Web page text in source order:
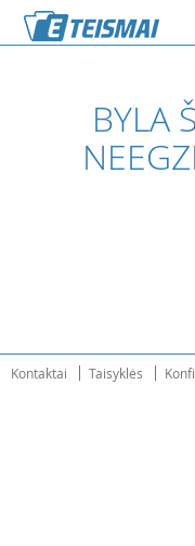
BYLA
Kontaktai Taisyklės